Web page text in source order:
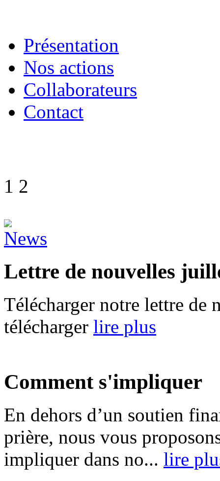
Présentation
Nos actions
Collaborateurs
Contact
1 2
Lettre de nouvelles
Télécharger notre lettre de
télécharger lire plus
Comment s'impliquer
En dehors d’un soutien
prière, nous vous
impliquer dans no... lire